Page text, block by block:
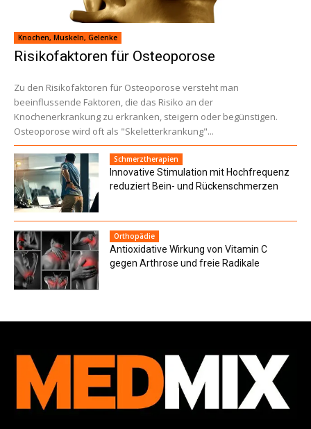
Knochen, Muskeln, Gelenke
Risikofaktoren für Osteoporose
Zu den Risikofaktoren für Osteoporose versteht man
beeinflussende Faktoren, die das Risiko an der
Knochenerkrankung zu erkranken, steigern oder begünstigen.
Osteoporose wird oft als "Skeletterkrankung"...
Schmerztherapien
Innovative Stimulation mit Hochfrequenz
reduziert Bein- und Rückenschmerzen
Orthopädie
Antioxidative Wirkung von Vitamin C
gegen Arthrose und freie Radikale